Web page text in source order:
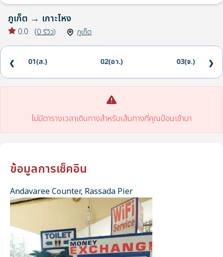
ภูเก็ต → เกาะไหง
0.0 (0 รีวิว) ภูเก็ต
01(ส.) 02(อา.) 03(จ.)
❮ ❯
ไม่มีตารางเวลาเดินทางสำหรับเส้นทางที่คุณป้อนเข้ามา
ข้อมูลการเช็คอิน
Andavaree Counter, Rassada Pier